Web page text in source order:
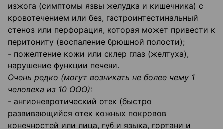
изжога (симптомы язвы желудка и кишечника) с
кровотечением или без, гастроинтестинальный
стеноз или перфорация, которая может привести к
перитониту (воспаление брюшной полости);
- пожелтение кожи или склер глаз (желтуха),
нарушение функции печени.
Очень редко (могут возникать не более чему 1
человека из 10 ООО):
- ангионевротический отек (быстро
развивающийся отек кожных покровов
конечностей или лица, губ и языка, гортани и